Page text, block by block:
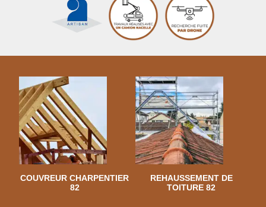
COUVREUR CHARPENTIER
82
REHAUSSEMENT DE
TOITURE 82